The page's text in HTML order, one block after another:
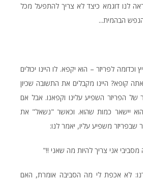
לנו דוגמא כיצד לא צריך להתפעל מכל
הבהמית...
וכדומה לפריזר – הוא יקפא. לו היינו יכולים
קופא? היינו מקבלים את התשובה שכיון
של הפריזר השפיע עלינו וקפאנו. אבל אם
יישאר כמות שהוא. וכאשר "נשאל" את
משפיע עליו, יאמר לנו:
אני צריך להיות מה שאני !!"
לא אכפת לי מה הסביבה אומרת, האם